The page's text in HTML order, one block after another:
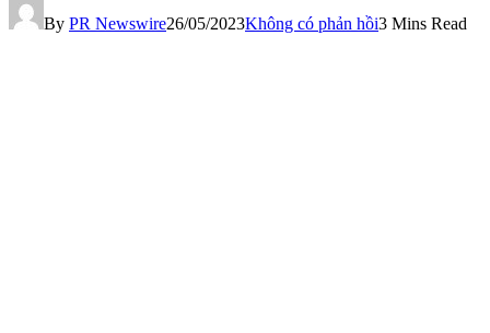
By PR Newswire26/05/2023Không có phản hồi3 Mins Read